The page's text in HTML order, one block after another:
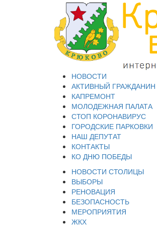
НОВОСТИ
АКТИВНЫЙ ГРАЖДАНИН
КАПРЕМОНТ
МОЛОДЕЖНАЯ ПАЛАТА
СТОП КОРОНАВИРУС
ГОРОДСКИЕ ПАРКОВКИ
НАШ ДЕПУТАТ
КОНТАКТЫ
КО ДНЮ ПОБЕДЫ
НОВОСТИ СТОЛИЦЫ
ВЫБОРЫ
РЕНОВАЦИЯ
БЕЗОПАСНОСТЬ
МЕРОПРИЯТИЯ
ЖКХ